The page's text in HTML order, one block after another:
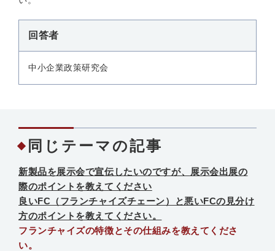
回答者
中小企業政策研究会
同じテーマの記事
新製品を展示会で宣伝したいのですが、展示会出展の
際のポイントを教えてください
良いFC（フランチャイズチェーン）と悪いFCの見分け
方のポイントを教えてください。
フランチャイズの特徴とその仕組みを教えてくださ
い。